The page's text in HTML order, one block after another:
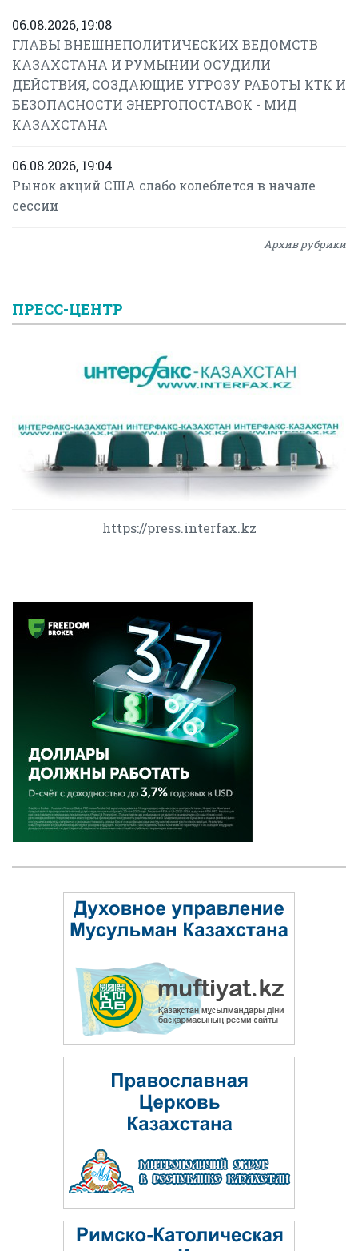
06.08.2026, 19:08
ГЛАВЫ ВНЕШНЕПОЛИТИЧЕСКИХ ВЕДОМСТВ
КАЗАХСТАНА И РУМЫНИИ ОСУДИЛИ
ДЕЙСТВИЯ, СОЗДАЮЩИЕ УГРОЗУ РАБОТЫ КТК И
БЕЗОПАСНОСТИ ЭНЕРГОПОСТАВОК - МИД
КАЗАХСТАНА
06.08.2026, 19:04
Рынок акций США слабо колеблется в начале
сессии
Архив рубрики
ПРЕСС-ЦЕНТР
https://press.interfax.kz